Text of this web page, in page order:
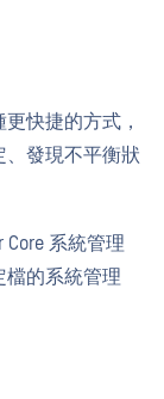
快捷的方式，
、發現不平衡狀
系統管理
檔的系統管理